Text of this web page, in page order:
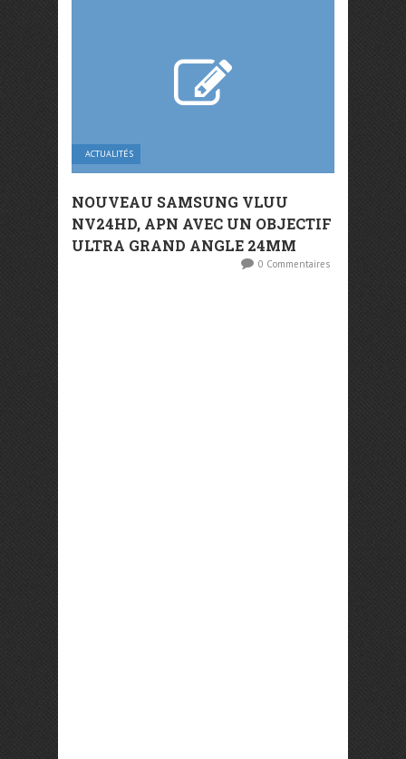
ACTUALITÉS
NOUVEAU SAMSUNG VLUU
NV24HD, APN AVEC UN OBJECTIF
ULTRA GRAND ANGLE 24MM
0 Commentaires